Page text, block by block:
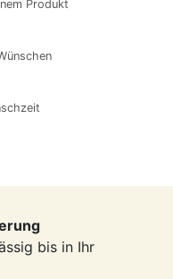
Produkt
bis in Ihr